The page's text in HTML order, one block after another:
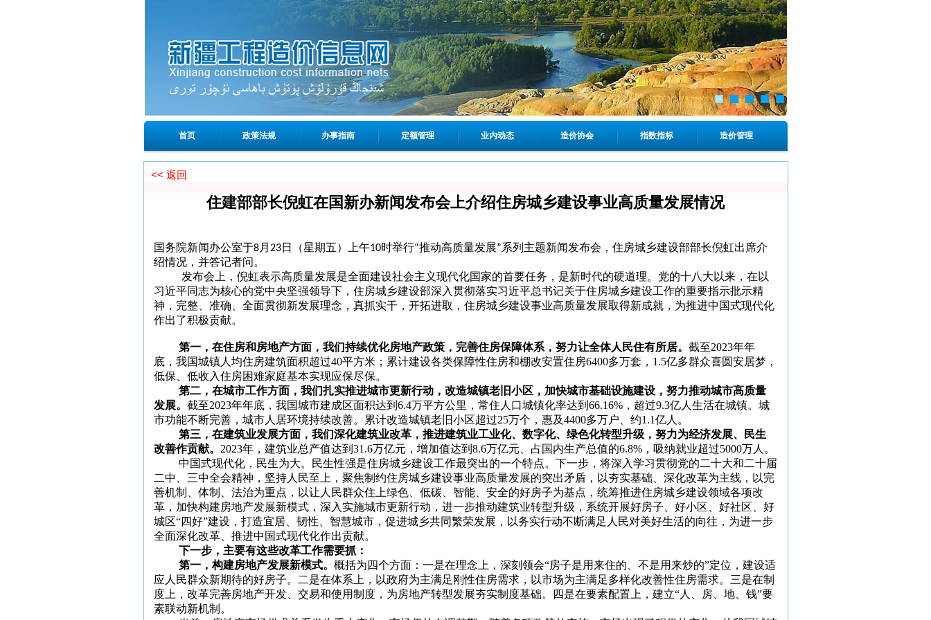
首页 政策法规 办事指南 定额管理 业内动态 造价协会 指数指标 造价管理
<< 返回
住建部部长倪虹在国新办新闻发布会上介绍住房城乡建设事业高质量发展情况
国务院新闻办公室于8月 23日（星期五）上午10时举行“推动高质量发展”系列主题新闻发布会，住房城乡建设部部长倪虹出席介
绍情况，并答记者问。
发布会上，倪虹表示高质量发展是全面建设社会主义现代化国家的首要任务，是新时代的硬道理。党的十八大以来，在以
习近平同志为核心的党中央坚强领导下，住房城乡建设部深入贯彻落实习近平总书记关于住房城乡建设工作的重要指示批示精
神，完整、准确、全面贯彻新发展理念，真抓实干，开拓进取，住房城乡建设事业高质量发展取得新成就，为推进中国式现代化
作出了积极贡献。
第一，在住房和房地产方面，我们持续优化房地产政策，完善住房保障体系，努力让全体人民住有所居。截至2023年年
底，我国城镇人均住房建筑面积超过40平方米；累计建设各类保障性住房和棚改安置住房6400多万套，1.5亿多群众喜圆安居梦，
低保、低收入住房困难家庭基本实现应保尽保。
第二，在城市工作方面，我们扎实推进城市更新行动，改造城镇老旧小区，加快城市基础设施建设，努力推动城市高质量
发展。 截至2023年年底，我国城市建成区面积达到6.4万平方公里，常住人口城镇化率达到66.16%，超过9.3亿人生活在城镇。城
市功能不断完善，城市人居环境持续改善。累计改造城镇老旧小区超过25万个，惠及4400多万户、约1.1亿人。
第三，在建筑业发展方面，我们深化建筑业改革，推进建筑业工业化、数字化、绿色化转型升级，努力为经济发展、民生
改善作贡献。 2023年，建筑业总产值达到31.6万亿元，增加值达到8.6万亿元、占国内生产总值的6.8%，吸纳就业超过5000万人。
中国式现代化，民生为大。民生性强是住房城乡建设工作最突出的一个特点。下一步，将深入学习贯彻党的二十大和二十届
二中、三中全会精神，坚持人民至上，聚焦制约住房城乡建设事业高质量发展的突出矛盾，以夯实基础、深化改革为主线，以完
善机制、体制、法治为重点，以让人民群众住上绿色、低碳、智能、安全的好房子为基点，统筹推进住房城乡建设领域各项改
革，加快构建房地产发展新模式，深入实施城市更新行动，进一步推动建筑业转型升级，系统开展好房子、好小区、好社区、好
城区“四好”建设，打造宜居、韧性、智慧城市，促进城乡共同繁荣发展，以务实行动不断满足人民对美好生活的向往，为进一步
全面深化改革、推进中国式现代化作出贡献。
下一步，主要有这些改革工作需要抓：
第一，构建房地产发展新模式。概括为四个方面：一是在理念上，深刻领会“房子是用来住的、不是用来炒的”定位，建设适
应人民群众新期待的好房子。二是在体系上，以政府为主满足刚性住房需求，以市场为主满足多样化改善性住房需求。三是在制
度上，改革完善房地产开发、交易和使用制度，为房地产转型发展夯实制度基础。四是在要素配置上，建立“人、房、地、钱”要
素联动新机制。